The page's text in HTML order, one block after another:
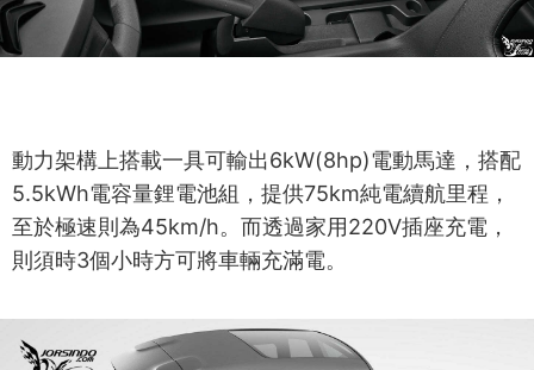
動力架構上搭載一具可輸出6kW(8hp)電動馬達，搭配
5.5kWh電容量鋰電池組，提供75km純電續航里程，
至於極速則為45km/h。而透過家用220V插座充電，
則須時3個小時方可將車輛充滿電。